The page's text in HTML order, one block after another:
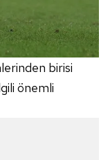
birisi
önemli